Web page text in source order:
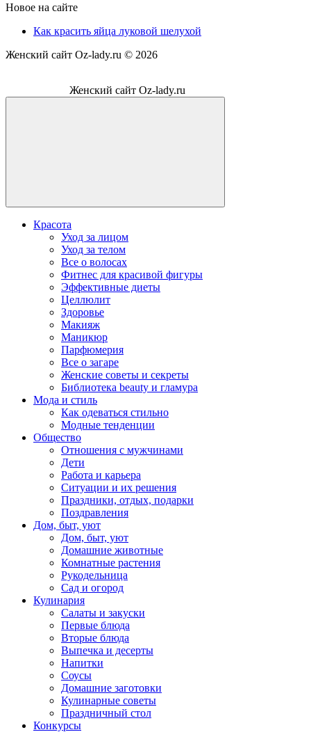
Новое на сайте
Как красить яйца луковой шелухой
Женский сайт Oz-lady.ru © 2026
Женский сайт Oz-lady.ru
Красота
Уход за лицом
Уход за телом
Все о волосах
Фитнес для красивой фигуры
Эффективные диеты
Целлюлит
Здоровье
Макияж
Маникюр
Парфюмерия
Все о загаре
Женские советы и секреты
Библиотека beauty и гламура
Мода и стиль
Как одеваться стильно
Модные тенденции
Общество
Отношения с мужчинами
Дети
Работа и карьера
Ситуации и их решения
Праздники, отдых, подарки
Поздравления
Дом, быт, уют
Дом, быт, уют
Домашние животные
Комнатные растения
Рукодельница
Сад и огород
Кулинария
Салаты и закуски
Первые блюда
Вторые блюда
Выпечка и десерты
Напитки
Соусы
Домашние заготовки
Кулинарные советы
Праздничный стол
Конкурсы